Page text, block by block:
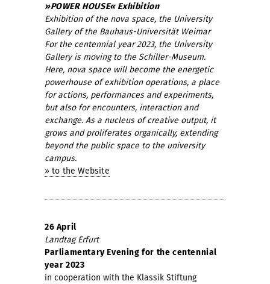
»POWER HOUSE« Exhibition
Exhibition of the nova space, the University
Gallery of the Bauhaus-Universität Weimar
For the centennial year 2023, the University
Gallery is moving to the Schiller-Museum.
Here, nova space will become the energetic
powerhouse of exhibition operations, a place
for actions, performances and experiments,
but also for encounters, interaction and
exchange. As a nucleus of creative output, it
grows and proliferates organically, extending
beyond the public space to the university
campus.
» to the Website
26 April
Landtag Erfurt
Parliamentary Evening for the centennial
year 2023
in cooperation with the Klassik Stiftung